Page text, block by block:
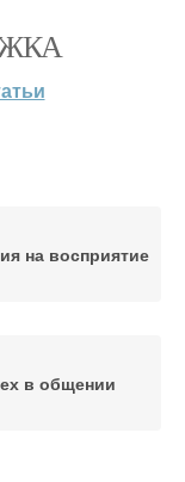
на восприятие
в общении